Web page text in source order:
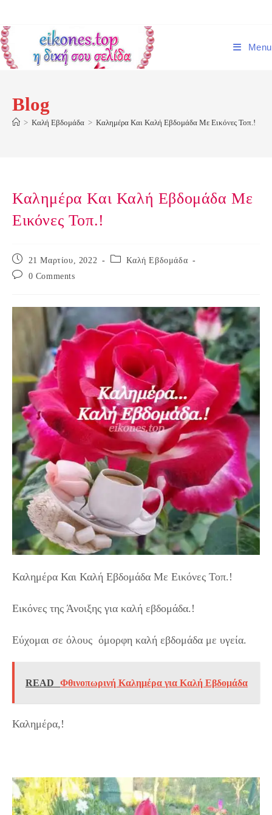
content
Menu
Blog
> Καλή Εβδομάδα > Καλημέρα Και Καλή Εβδομάδα Με Εικόνες Τοπ.!
Καλημέρα Και Καλή Εβδομάδα Με
Εικόνες Τοπ.!
Post
published:
21 Μαρτίου, 2022
Post Καλή Εβδομάδα
Post
0 Comments
Καλημέρα Και Καλή Εβδομάδα Με Εικόνες Τοπ.!
Εικόνες της Άνοιξης για καλή εβδομάδα.!
Εύχομαι σε όλους όμορφη καλή εβδομάδα με υγεία.
READ Φθινοπωρινή Καλημέρα για Καλή Εβδομάδα
Καλημέρα,!